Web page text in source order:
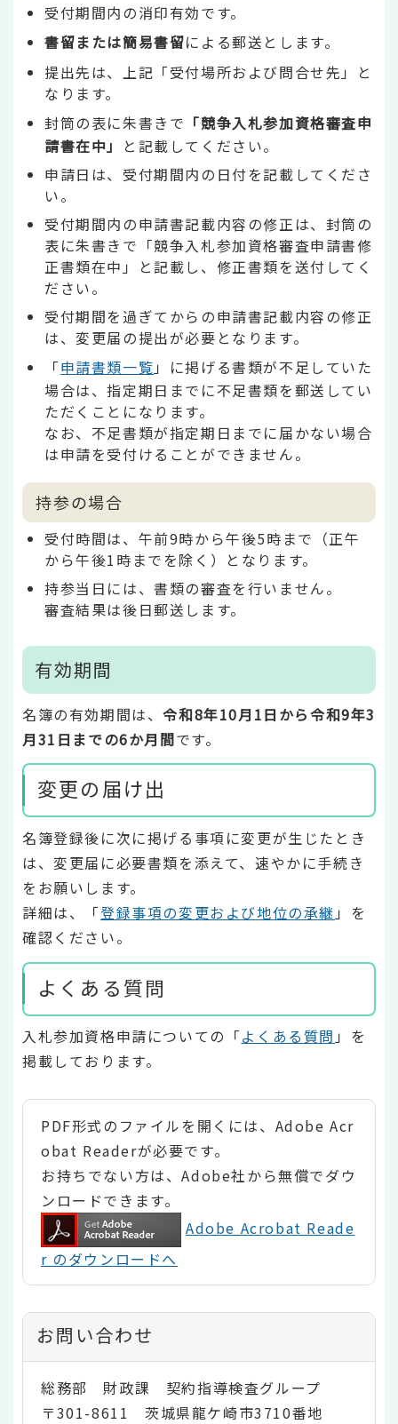
受付期間内の消印有効です。
書留または簡易書留による郵送とします。
提出先は、上記「受付場所および問合せ先」と
なります。
封筒の表に朱書きで 「競争入札参加資格審査申
請書在中」
と記載してください。
申請日は、受付期間内の日付を記載してくださ
い。
受付期間内の申請書記載内容の修正は、封筒の
表に朱書きで「競争入札参加資格審査申請書修
正書類在中」と記載し、修正書類を送付してく
ださい。
受付期間を過ぎてからの申請書記載内容の修正
は、変更届の提出が必要となります。
「申請書類一覧 」に掲げる書類が不足していた
場合は、指定期日までに不足書類を郵送してい
ただくことになります。
なお、不足書類が指定期日までに届かない場合
は申請を受付けることができません。
持参の場合
受付時間は、午前9時から午後5時まで（正午
から午後1時までを除く）となります。
持参当日には、書類の審査を行いません。
審査結果は後日郵送します。
有効期間
名簿の有効期間は、令和8年10月1日から令和9年3
月31日までの6か月間です。
変更の届け出
名簿登録後に次に掲げる事項に変更が生じたとき
は、変更届に必要書類を添えて、速やかに手続き
をお願いします。
詳細は、「登録事項の変更および地位の承継 」を
確認ください。
よくある質問
入札参加資格申請についての「よくある質問 」を
掲載しております。
PDF形式のファイルを開くには、Adobe Acr
obat Readerが必要です。
お持ちでない方は、Adobe社から無償でダウ
ンロードできます。
Adobe Acrobat Reade
r のダウンロードへ
お問い合わせ
総務部 財政課 契約指導検査グループ
〒301-8611 茨城県龍ケ崎市3710番地